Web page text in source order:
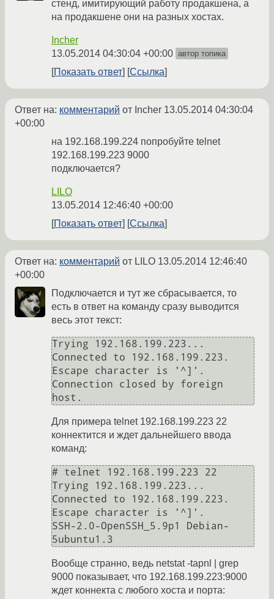
стенд, имитирующий работу продакшена, а
на продакшене они на разных хостах.
Incher
13.05.2014 04:30:04 +00:00 автор топика
Показать ответ Ссылка
Ответ на: комментарий от Incher 13.05.2014 04:30:04
+00:00
на 192.168.199.224 попробуйте telnet
192.168.199.223 9000
подключается?
LILO
13.05.2014 12:46:40 +00:00
Показать ответ
Ссылка
Ответ на: комментарий от LILO 13.05.2014 12:46:40
+00:00
Подключается и тут же сбрасывается, то
есть в ответ на команду сразу выводится
весь этот текст:
Trying 192.168.199.223...
Connected to 192.168.199.223.
Escape character is '^]'.
Connection closed by foreign
Для примера telnet 192.168.199.223 22
коннектится и ждет дальнейшего ввода
команд:
# telnet 192.168.199.223 22
Trying 192.168.199.223...
Connected to 192.168.199.223.
Escape character is '^]'.
SSH-2.0-OpenSSH_5.9p1 Debian-
Вообще странно, ведь netstat -tapnl | grep
9000 показывает, что 192.168.199.223:9000
ждет коннекта с любого хоста и порта: